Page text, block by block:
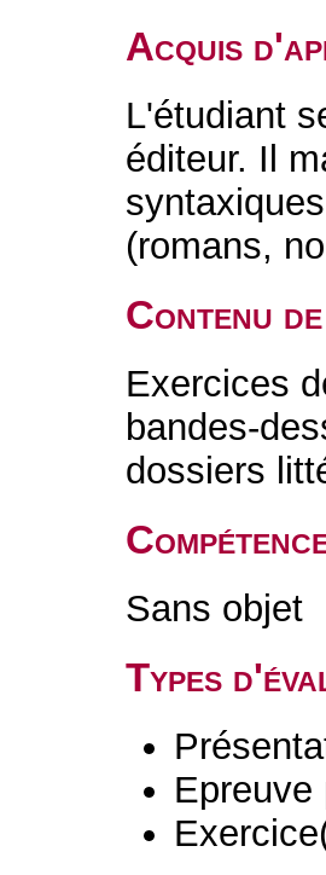
Acquis
L'étudiant
éditeur. Il
(romans,
Contenu
Exercices
bandes-
dossiers
Sans objet
Types
Epreuve